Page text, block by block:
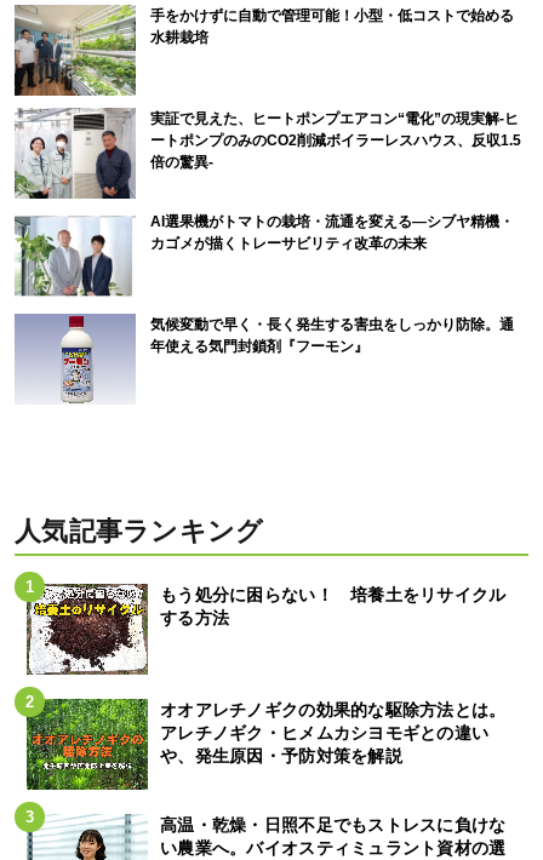
手をかけずに自動で管理可能！小型・低コストで始める
水耕栽培
実証で見えた、ヒートポンプエアコン“電化”の現実解-ヒ
ートポンプのみのCO2削減ボイラーレスハウス、反収1.5
倍の驚異-
AI選果機がトマトの栽培・流通を変える―シブヤ精機・
カゴメが描くトレーサビリティ改革の未来
気候変動で早く・長く発生する害虫をしっかり防除。通
年使える気門封鎖剤『フーモン』
人気記事ランキング
もう処分に困らない！ 培養土をリサイクル
する方法
オオアレチノギクの効果的な駆除方法とは。
アレチノギク・ヒメムカシヨモギとの違い
や、発生原因・予防対策を解説
高温・乾燥・日照不足でもストレスに負けな
い農業へ。バイオスティミュラント資材の選